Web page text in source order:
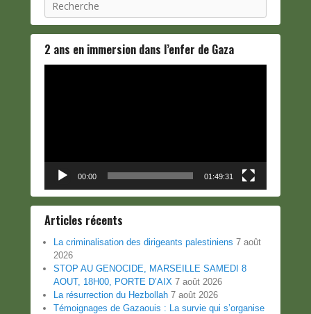
2 ans en immersion dans l’enfer de Gaza
00:00 01:49:31
Articles récents
La criminalisation des dirigeants palestiniens 7 août
2026
STOP AU GENOCIDE, MARSEILLE SAMEDI 8
AOUT, 18H00, PORTE D’AIX 7 août 2026
La résurrection du Hezbollah 7 août 2026
Témoignages de Gazaouis : La survie qui s’organise